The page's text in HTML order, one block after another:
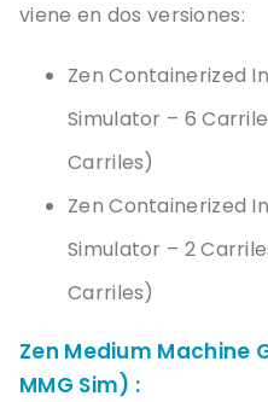
viene en dos versiones:
Zen Containerized
Simulator – 6
Carriles)
Zen Containerized
Simulator – 2
Carriles)
Zen Medium Machine
MMG Sim) :